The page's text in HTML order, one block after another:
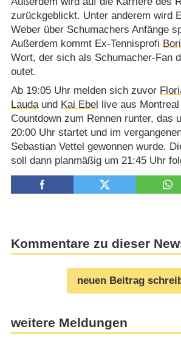
zurückgeblickt. Unter anderem wird
Weber über Schumachers Anfänge
Außerdem kommt Ex-Tennisprofi
Wort, der sich als Schumacher-Fan
outet.
Ab 19:05 Uhr melden sich zuvor
Laudaund Kai Ebel
live aus
Countdown zum Rennen runter, das
20:00 Uhr startet und im
Sebastian Vettel gewonnen wurde.
soll dann planmäßig um 21:45 Uhr
Kommentare zu dieser
neuen Beitrag
weitere Meldungen